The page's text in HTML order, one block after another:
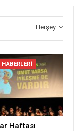
Herşey
HABERLERI
Haftası